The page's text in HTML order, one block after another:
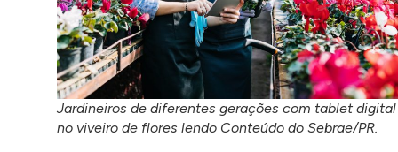
Jardineiros de diferentes gerações com tablet digital
no viveiro de flores lendo Conteúdo do Sebrae/PR.